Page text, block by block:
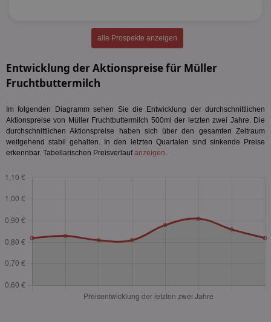
alle Prospekte anzeigen
Entwicklung der Aktionspreise für Müller
Fruchtbuttermilch
Im folgenden Diagramm sehen Sie die Entwicklung der durchschnittlichen
Aktionspreise von Müller Fruchtbuttermilch 500ml der letzten zwei Jahre. Die
durchschnittlichen Aktionspreise haben sich über den gesamten Zeitraum
weitgehend stabil gehalten. In den letzten Quartalen sind sinkende Preise
erkennbar. Tabellarischen Preisverlaufanzeigen.